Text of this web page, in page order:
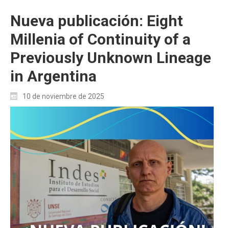
Nueva publicación: Eight
Millenia of Continuity of a
Previously Unknown Lineage
in Argentina
10 de noviembre de 2025